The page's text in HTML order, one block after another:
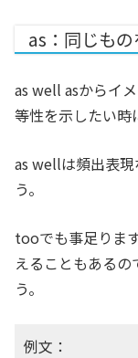
as：同じも
as well asからイ
等性を示したい時
as wellは頻出表現
う。
tooでも事足りま
えることもある
う。
例文：